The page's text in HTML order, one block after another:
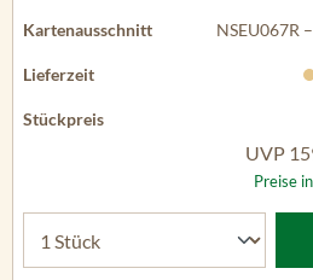
NSEU067R
UVP
Preise